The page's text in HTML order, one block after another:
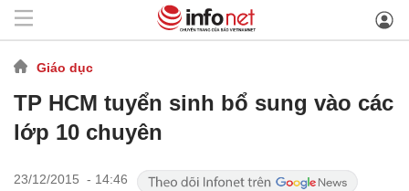
Giáo dục
TP HCM tuyển sinh bổ sung vào các
lớp 10 chuyên
23/12/2015 - 14:46